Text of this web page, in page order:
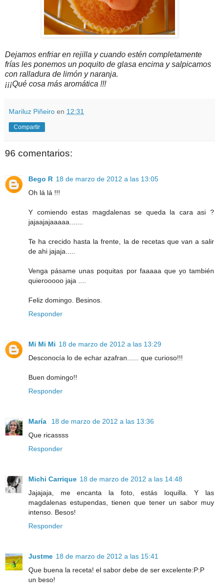
Dejamos enfriar en rejilla y cuando estén completamente
frías les ponemos un poquito de glasa encima y salpicamos
con ralladura de limón y naranja.
¡¡¡Qué cosa más aromática !!!
Mariluz Piñeiro en 12:31
Compartir
96 comentarios:
Bego R 18 de marzo de 2012 a las 13:05
Oh lá lá !!!
Y comiendo estas magdalenas se queda la cara asi ?
jajaajajaaaaa.......
Te ha crecido hasta la frente, la de recetas que van a salir
de ahi jajaja.....
Venga pásame unas poquitas por faaaaa que yo también
quierooooo jaja ....
Feliz domingo. Besinos.
Responder
Mi Mi Mi 18 de marzo de 2012 a las 13:29
Desconocía lo de echar azafran...... que curioso!!!
Buen domingo!!
Responder
María
18 de marzo de 2012 a las 13:36
Que ricassss
Responder
Michi Carrique 18 de marzo de 2012 a las 14:48
Jajajaja, me encanta la foto, estás loquilla. Y las
magdalenas estupendas, tienen que tener un sabor muy
intenso. Besos!
Responder
Justme 18 de marzo de 2012 a las 15:41
Que buena la receta! el sabor debe de ser excelente:P:P
un beso!